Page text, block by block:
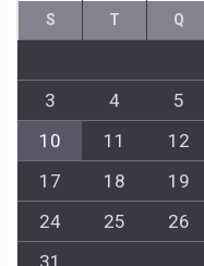
S T Q
3
4 5
10
11 12
17
18 19
24
25 26